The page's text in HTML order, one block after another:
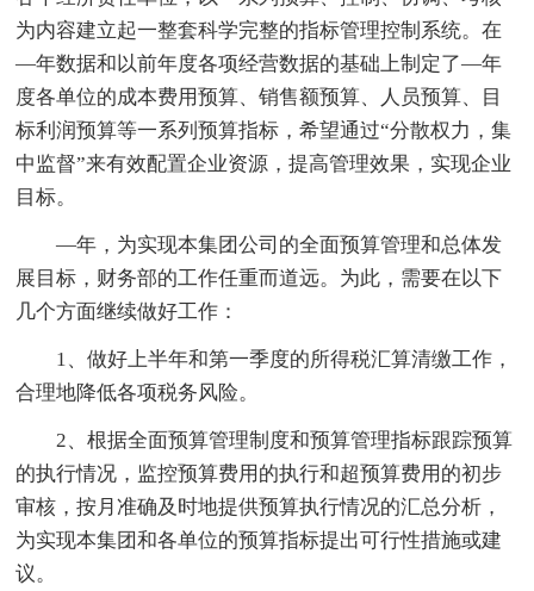
为内容建立起一整套科学完整的指标管理控制系统。在
—年数据和以前年度各项经营数据的基础上制定了—年
度各单位的成本费用预算、销售额预算、人员预算、目
标利润预算等一系列预算指标，希望通过“分散权力，集
中监督”来有效配置企业资源，提高管理效果，实现企业
目标。
—年，为实现本集团公司的全面预算管理和总体发
展目标，财务部的工作任重而道远。为此，需要在以下
几个方面继续做好工作：
1、做好上半年和第一季度的所得税汇算清缴工作，
合理地降低各项税务风险。
2、根据全面预算管理制度和预算管理指标跟踪预算
的执行情况，监控预算费用的执行和超预算费用的初步
审核，按月准确及时地提供预算执行情况的汇总分析，
为实现本集团和各单位的预算指标提出可行性措施或建
议。